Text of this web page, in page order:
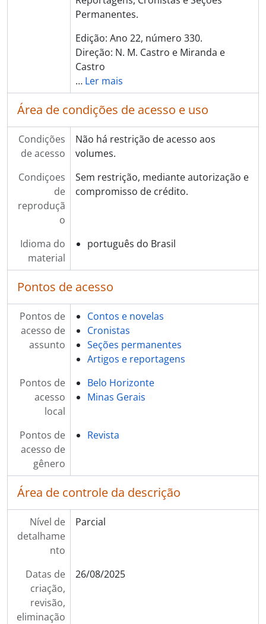
Permanentes.
Edição: Ano 22, número 330.
Direção: N. M. Castro e Miranda e
Castro
… Ler mais
Área de condições de acesso e uso
Condições
de acesso
Não há restrição de acesso aos
volumes.
Condiçoes
de
reproduçã
o
Sem restrição, mediante autorização e
compromisso de crédito.
Idioma do
material
português do Brasil
Pontos de acesso
Pontos de
acesso de
assunto
Contos e novelas
Cronistas
Seções permanentes
Artigos e reportagens
Pontos de
acesso
local
Belo Horizonte
Minas Gerais
Pontos de
acesso de
gênero
Revista
Área de controle da descrição
Nível de
detalhame
nto
Parcial
Datas de
criação,
revisão,
eliminação
26/08/2025